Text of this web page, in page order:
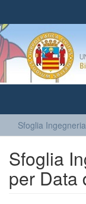
Sfoglia
Sfoglia
per Data